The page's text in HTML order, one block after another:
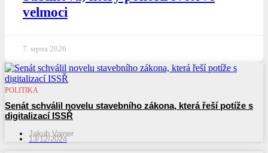
velmoci
7. srpna 2026
POLITIKA
Senát schválil novelu stavebního zákona, která řeší potíže s
digitalizací ISSŘ
Jakub Vajner
13/12/2024